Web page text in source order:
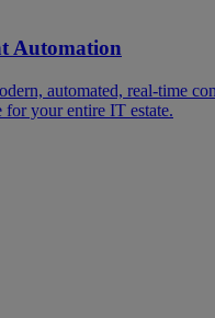
Automation
automated, real-time
for your entire IT estate.